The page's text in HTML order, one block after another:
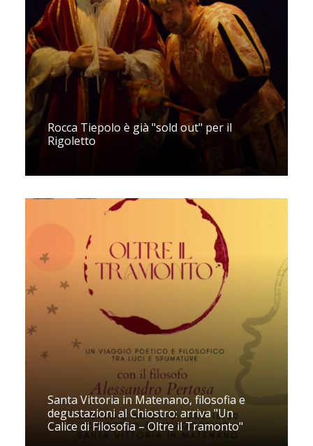
Rocca Tiepolo è già "sold out" per il
Rigoletto
Santa Vittoria in Matenano, filosofia e
degustazioni al Chiostro: arriva "Un
Calice di Filosofia – Oltre il Tramonto"